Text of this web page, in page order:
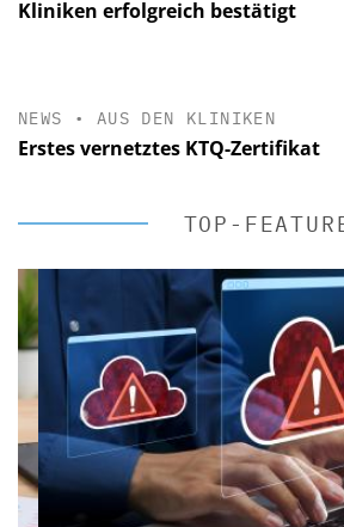
Kliniken erfolgreich bestätigt
NEWS • AUS DEN KLINIKEN
Erstes vernetztes KTQ-Zertifikat
TOP-